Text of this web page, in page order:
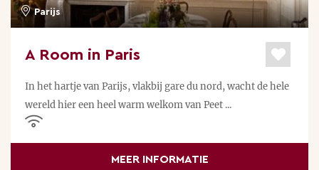
Parijs
A Room in Paris
In het hartje van Parijs, vlakbij gare du nord, wacht de hele
wereld hier een heel warm welkom van Peet ...
MEER INFORMATIE